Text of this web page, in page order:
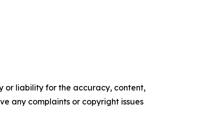
or liability for the accuracy, content,
any complaints or copyright issues